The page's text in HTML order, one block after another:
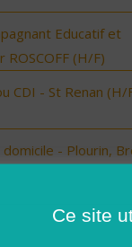
Educatif et
ROSCOFF (H/F)
CDI - St Renan (H/
- Plourin,
- CDI ou CDD
CDI - Plouarzel/
Ce site